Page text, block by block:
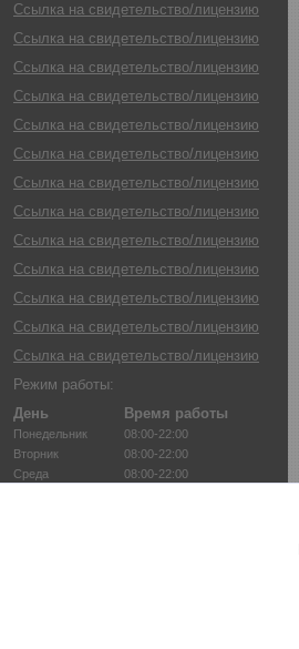
Ссылка на свидетельство/лицензию
Ссылка на свидетельство/лицензию
Ссылка на свидетельство/лицензию
Ссылка на свидетельство/лицензию
Ссылка на свидетельство/лицензию
Ссылка на свидетельство/лицензию
Ссылка на свидетельство/лицензию
Ссылка на свидетельство/лицензию
Ссылка на свидетельство/лицензию
Ссылка на свидетельство/лицензию
Ссылка на свидетельство/лицензию
Ссылка на свидетельство/лицензию
Ссылка на свидетельство/лицензию
Режим работы:
День
Время работы
Понедельник
08:00-22:00
Вторник
08:00-22:00
Среда
08:00-22:00